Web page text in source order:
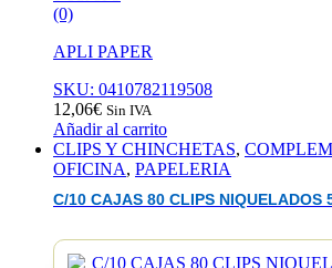
(0)
APLI PAPER
SKU: 0410782119508
12,06€ Sin IVA
Añadir al carrito
CLIPS Y CHINCHETAS,
OFICINA, PAPELERIA
C/10 CAJAS 80 CLIPS NIQUELADOS